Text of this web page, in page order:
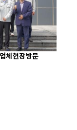
체 현장 방문